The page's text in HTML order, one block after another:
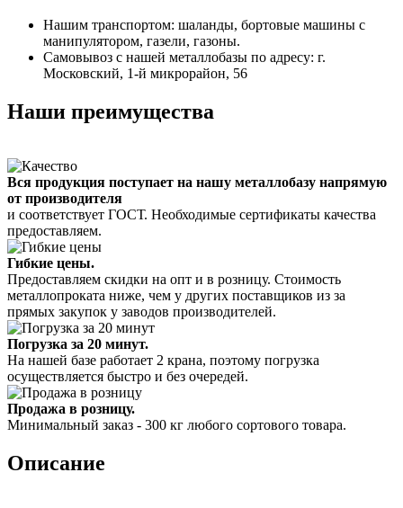
Нашим транспортом: шаланды, бортовые машины с
манипулятором, газели, газоны.
Самовывоз с нашей металлобазы по адресу: г.
Московский, 1-й микрорайон, 56
Наши преимущества
Вся продукция поступает на нашу металлобазу напрямую
от производителя
и соответствует ГОСТ. Необходимые сертификаты качества
предоставляем.
Гибкие цены.
Предоставляем скидки на опт и в розницу. Стоимость
металлопроката ниже, чем у других поставщиков из за
прямых закупок у заводов производителей.
Погрузка за 20 минут.
На нашей базе работает 2 крана, поэтому погрузка
осуществляется быстро и без очередей.
Продажа в розницу.
Минимальный заказ - 300 кг любого сортового товара.
Описание